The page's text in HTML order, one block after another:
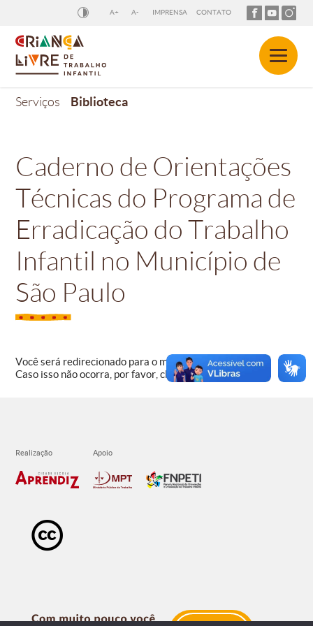
A+ A- IMPRENSA CONTATO
Serviços Biblioteca
Caderno de Orientações
Técnicas do Programa de
Erradicação do Trabalho
Infantil no Município de
São Paulo
Você será redirecionado para o material em1segundos.
Caso isso não ocorra, por favor, cliqueaqui.